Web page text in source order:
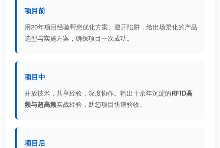
项目前
用20年项目经验帮您优化方案、避开陷阱，给出场景化的产品
选型与实施方案，确保项目一次成功。
项目中
开放技术，共享经验，深度协作。输出十余年沉淀的RFID高
频与超高频实战经验，助您项目快速验收。
项目后